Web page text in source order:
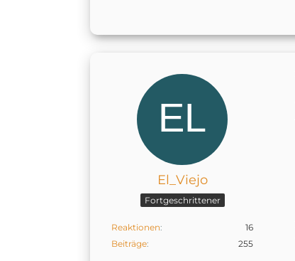
El_Viejo
Fortgeschrittener
Reaktionen
16
Beiträge
255